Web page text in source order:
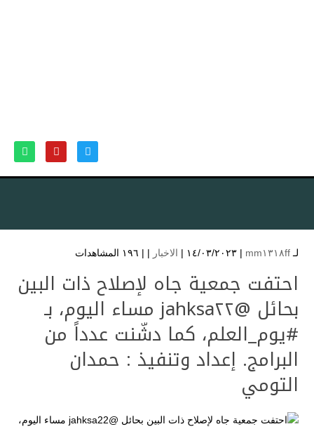
لـ mm١٣١٨ff | ١٤/٠٣/٢٠٢٣ | الاخبار | | ١٩٦ المشاهدات
احتفت جمعية جاه لإصلاح ذات البين
بحائل @jahksa٢٢ مساء اليوم، بـ
#يوم_العلم، كما دشّنت عدداً من
البرامج. إعداد وتنفيذ : حمدان
التومي